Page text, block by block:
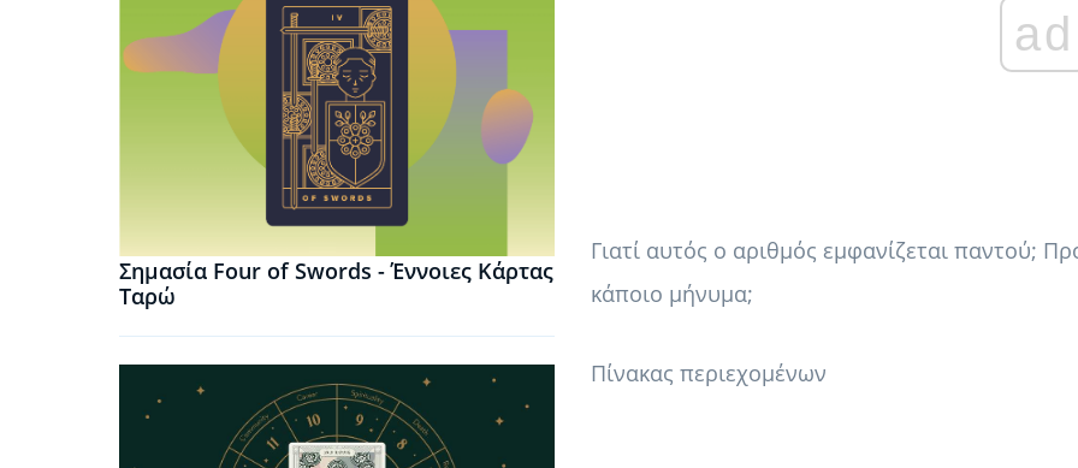
Σημασία Four of Swords - Έννοιες Κάρτας
Ταρώ
ad
Γιατί αυτός ο αριθμός εμφανίζεται παντού;
κάποιο μήνυμα;
Πίνακας περιεχομένων